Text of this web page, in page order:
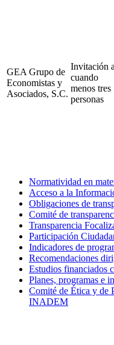
GEA Grupo de
Economistas y
Asociados, S.C.
Invitación a
cuando
menos tres
personas
Normatividad en
Acceso a la
Obligaciones de
Comité de
Transparencia
Participación
Indicadores de
Recomendaciones
Estudios financiados
Planes, programas e
Comité de Ética y de
INADEM